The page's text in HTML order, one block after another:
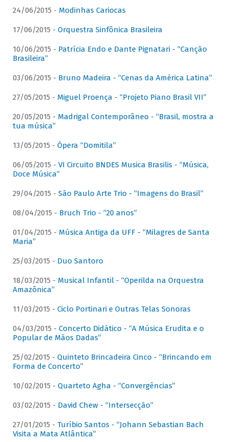
24/06/2015 - Modinhas Cariocas
17/06/2015 - Orquestra Sinfônica Brasileira
10/06/2015 - Patrícia Endo e Dante Pignatari - “Canção
Brasileira”
03/06/2015 - Bruno Madeira - “Cenas da América Latina”
27/05/2015 - Miguel Proença - “Projeto Piano Brasil VII”
20/05/2015 - Madrigal Contemporâneo - “Brasil, mostra a
tua música”
13/05/2015 - Ópera “Domitila”
06/05/2015 - VI Circuito BNDES Musica Brasilis - “Música,
Doce Música”
29/04/2015 - São Paulo Arte Trio - “Imagens do Brasil”
08/04/2015 - Bruch Trio - “20 anos”
01/04/2015 - Música Antiga da UFF - “Milagres de Santa
Maria”
25/03/2015 - Duo Santoro
18/03/2015 - Musical Infantil - “Operilda na Orquestra
Amazônica”
11/03/2015 - Ciclo Portinari e Outras Telas Sonoras
04/03/2015 - Concerto Didático - “A Música Erudita e o
Popular de Mãos Dadas”
25/02/2015 - Quinteto Brincadeira Cinco - “Brincando em
Forma de Concerto”
10/02/2015 - Quarteto Agha - “Convergências”
03/02/2015 - David Chew - “Intersecção”
27/01/2015 - Turíbio Santos - “Johann Sebastian Bach
Visita a Mata Atlântica”